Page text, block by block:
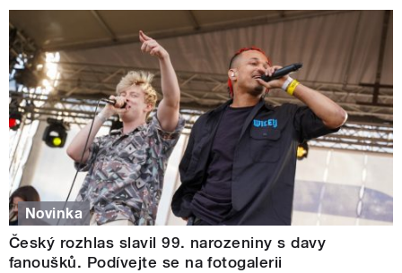
Novinka
Český rozhlas slavil 99. narozeniny s davy
fanoušků. Podívejte se na fotogalerii